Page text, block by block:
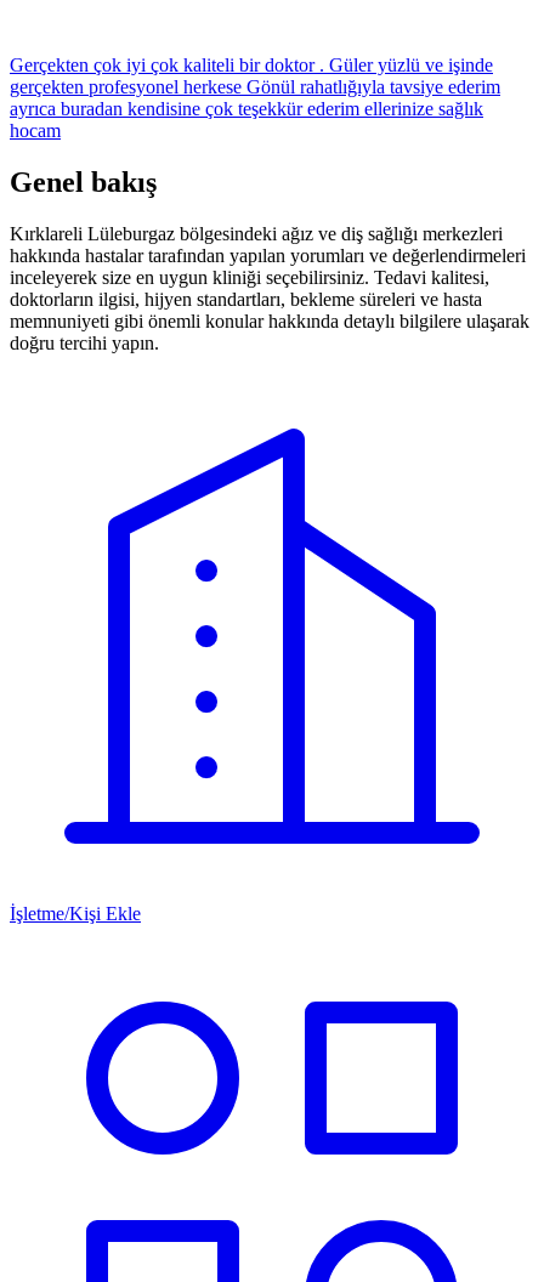
Gerçekten çok iyi çok kaliteli bir doktor . Güler yüzlü ve işinde
gerçekten profesyonel herkese Gönül rahatlığıyla tavsiye ederim
ayrıca buradan kendisine çok teşekkür ederim ellerinize sağlık
hocam
Genel bakış
Kırklareli Lüleburgaz bölgesindeki ağız ve diş sağlığı merkezleri
hakkında hastalar tarafından yapılan yorumları ve değerlendirmeleri
inceleyerek size en uygun kliniği seçebilirsiniz. Tedavi kalitesi,
doktorların ilgisi, hijyen standartları, bekleme süreleri ve hasta
memnuniyeti gibi önemli konular hakkında detaylı bilgilere ulaşarak
doğru tercihi yapın.
İşletme/Kişi Ekle